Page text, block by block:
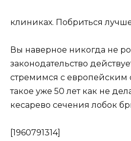
клиниках. Побриться
Вы наверное никогда не
законодательство
стремимся с европейским
такое уже 50 лет как не
кесарево сечения лобок
[1960791314]